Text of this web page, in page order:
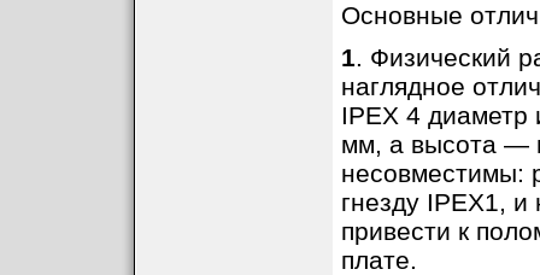
Основные
1. Физический
наглядное
IPEX 4
мм, а высота —
несовместимы:
гнезду IPEX1,
привести к
плате.